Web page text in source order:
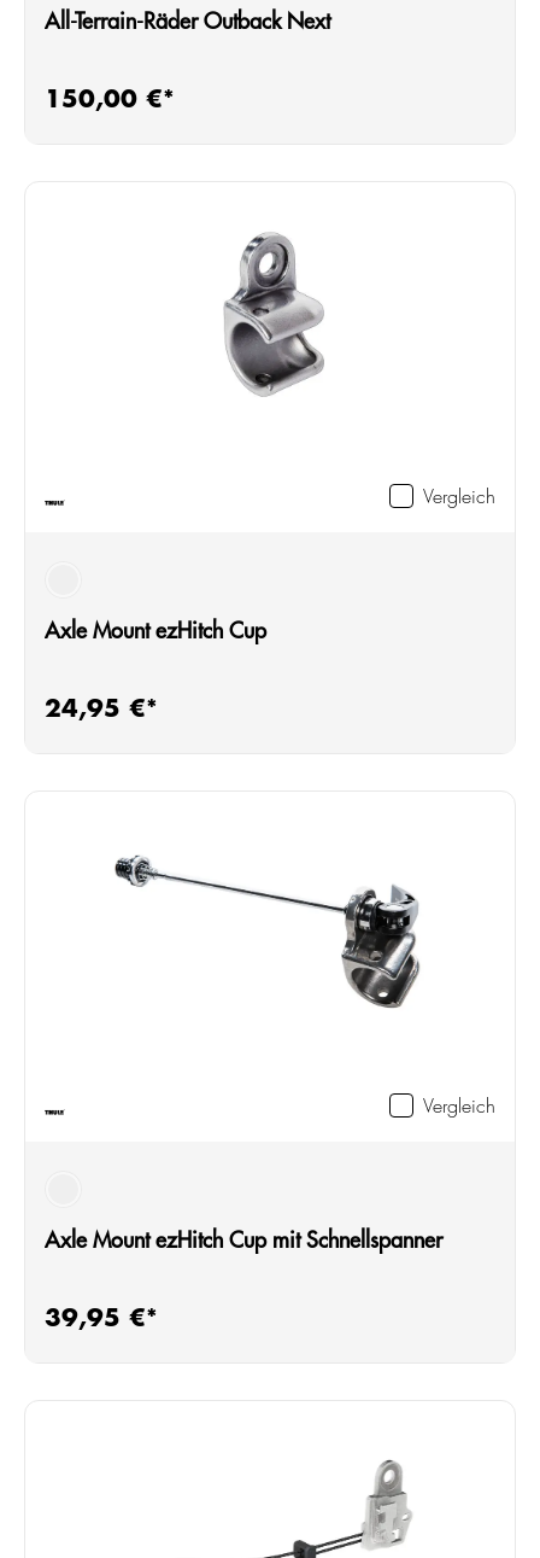
All-Terrain-Räder Outback Next
Regulärer Preis:
150,00 €*
Vergleich
Axle Mount ezHitch Cup
Regulärer Preis:
24,95 €*
Vergleich
Axle Mount ezHitch Cup mit Schnellspanner
Regulärer Preis:
39,95 €*